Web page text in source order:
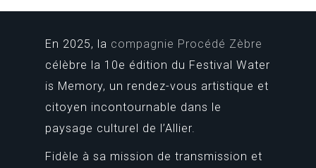
En 2025, la compagnie Procédé Zèbre
célèbre la 10e édition du Festival Water
is Memory, un rendez-vous artistique et
citoyen incontournable dans le
paysage culturel de l’Allier.
Fidèle à sa mission de transmission et